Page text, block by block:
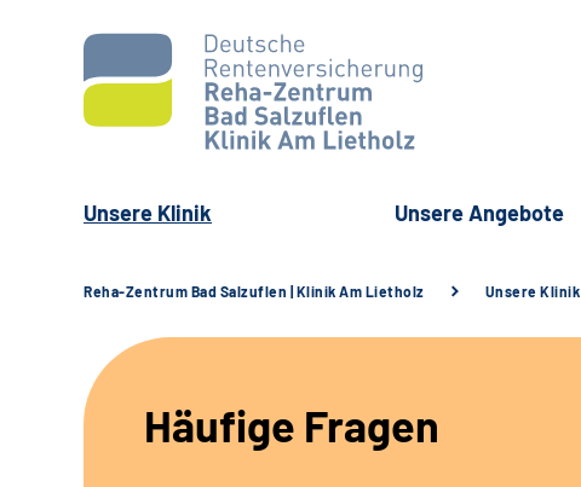
Unsere Klinik Unsere Angebote
Reha-Zentrum Bad Salzuflen | Klinik Am Lietholz Unsere Klinik
Häufige Fragen